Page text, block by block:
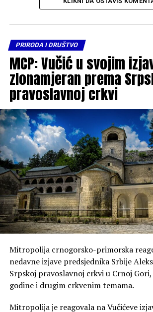
PRIRODA I DRUŠTVO
MCP: Vučić u svojim
zlonamjeran prema
pravoslavnoj crkvi
Mitropolija crnogorsko-primorska
nedavne izjave predsjednika Srbije
Srpskoj pravoslavnoj crkvi u Crnoj
godine i drugim crkvenim temama.
Mitropolija je reagovala na Vučićeve